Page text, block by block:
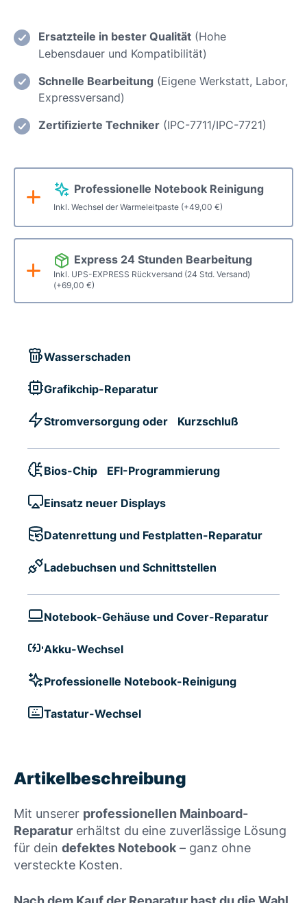
Professionelle Notebook Reinigung
Inkl. Wechsel der Warmeleitpaste (+49,00 €)
Express 24 Stunden Bearbeitung
Inkl. UPS-EXPRESS Rückversand (24 Std. Versand)
(+69,00 €)
R4
Mainboard
Menge
Ersatzteile in bester Qualität (Hohe
Lebensdauer und Kompatibilität)
Schnelle Bearbeitung (Eigene Werkstatt, Labor,
Expressversand)
Zertifizierte Techniker (IPC-7711/IPC-7721)
Wasserschaden
Grafikchip-Reparatur
Stromversorgung oder Kurzschluß
Bios-Chip EFI-Programmierung
Einsatz neuer Displays
Datenrettung und Festplatten-Reparatur
Ladebuchsen und Schnittstellen
Notebook-Gehäuse und Cover-Reparatur
Akku-Wechsel
Professionelle Notebook-Reinigung
Tastatur-Wechsel
Artikelbeschreibung
Mit unserer professionellen Mainboard-
Reparatur erhältst du eine zuverlässige Lösung
für dein defektes Notebook – ganz ohne
versteckte Kosten.